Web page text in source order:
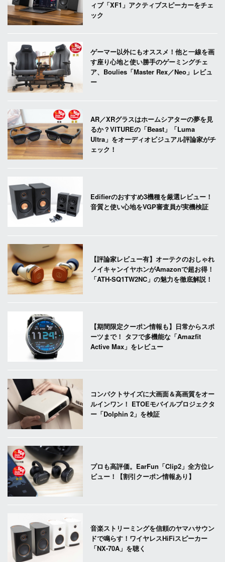
ィブ「XF1」アクティブスピーカーをチェ
ック
ゲーマー以外にもオススメ！他と一線を画
す座り心地と使い勝手のゲーミングチェ
ア、Boulies「Master Rex／Neo」レビュ
ー
AR／XRグラスはホームシアターの夢を見
るか？VITUREの「Beast」「Luma
Ultra」をオーディオビジュアル評論家がチ
ェック！
Edifierのおすすめ3機種を厳選レビュー！
音質と使い心地をVGP審査員が実機検証
【評論家レビュー有】オーテクのおしゃれ
ノイキャンイヤホンがAmazonで超お得！
「ATH-SQ1TW2NC」の魅力を徹底解説！
【期間限定クーポン情報も】日常からスポ
ーツまで！ タフで多機能な「Amazfit
Active Max」をレビュー
コンパクトサイズに大画面＆高画質をオー
ルインワン！ ETOEモバイルプロジェクタ
ー「Dolphin 2」を検証
プロも高評価。EarFun「Clip2」全方位レ
ビュー！【割引クーポン情報あり】
音楽ストリーミングを信頼のヤマハサウン
ドで鳴らす！ワイヤレスHiFiスピーカー
「NX-70A」を聴く